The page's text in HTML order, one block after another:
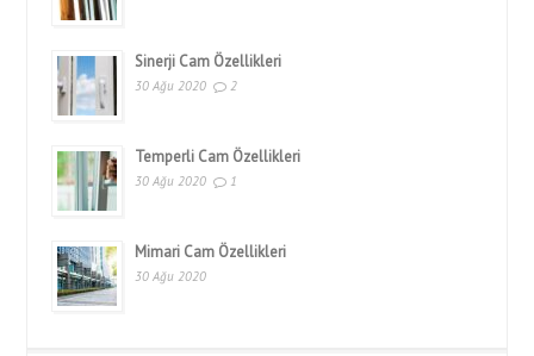
Sinerji Cam Özellikleri
30 Ağu 2020 2
Temperli Cam Özellikleri
30 Ağu 2020 1
Mimari Cam Özellikleri
30 Ağu 2020